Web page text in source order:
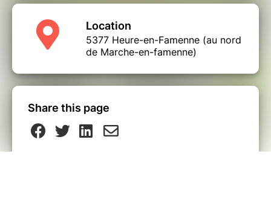
Location
5377 Heure-en-Famenne (au nord
de Marche-en-famenne)
Share this page